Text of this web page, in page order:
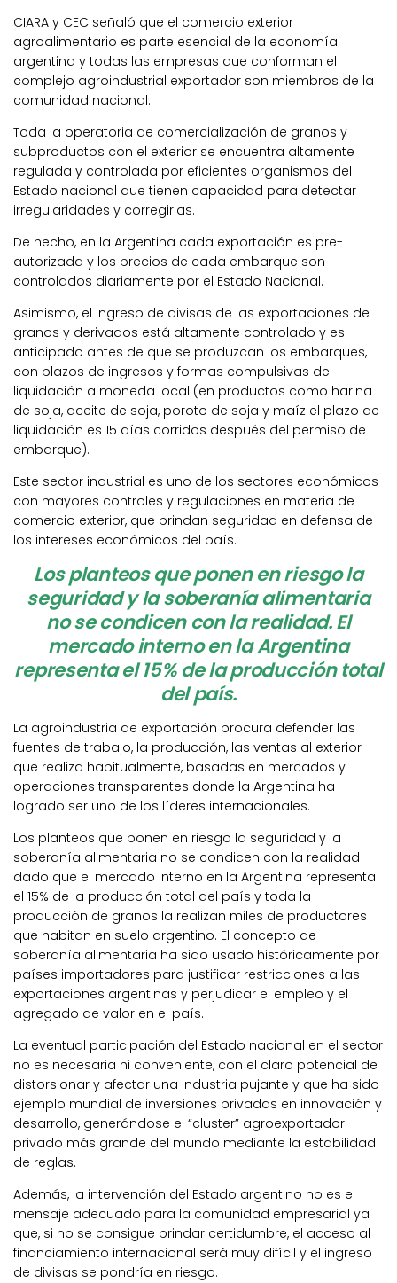
CIARA y CEC señaló que el comercio exterior
agroalimentario es parte esencial de la economía
argentina y todas las empresas que conforman el
complejo agroindustrial exportador son miembros de la
comunidad nacional.
Toda la operatoria de comercialización de granos y
subproductos con el exterior se encuentra altamente
regulada y controlada por eficientes organismos del
Estado nacional que tienen capacidad para detectar
irregularidades y corregirlas.
De hecho, en la Argentina cada exportación es pre-
autorizada y los precios de cada embarque son
controlados diariamente por el Estado Nacional.
Asimismo, el ingreso de divisas de las exportaciones de
granos y derivados está altamente controlado y es
anticipado antes de que se produzcan los embarques,
con plazos de ingresos y formas compulsivas de
liquidación a moneda local (en productos como harina
de soja, aceite de soja, poroto de soja y maíz el plazo de
liquidación es 15 días corridos después del permiso de
embarque).
Este sector industrial es uno de los sectores económicos
con mayores controles y regulaciones en materia de
comercio exterior, que brindan seguridad en defensa de
los intereses económicos del país.
Los planteos que ponen en riesgo la
seguridad y la soberanía alimentaria
no se condicen con la realidad. El
mercado interno en la Argentina
representa el 15% de la producción total
del país.
La agroindustria de exportación procura defender las
fuentes de trabajo, la producción, las ventas al exterior
que realiza habitualmente, basadas en mercados y
operaciones transparentes donde la Argentina ha
logrado ser uno de los líderes internacionales.
Los planteos que ponen en riesgo la seguridad y la
soberanía alimentaria no se condicen con la realidad
dado que el mercado interno en la Argentina representa
el 15% de la producción total del país y toda la
producción de granos la realizan miles de productores
que habitan en suelo argentino. El concepto de
soberanía alimentaria ha sido usado históricamente por
países importadores para justificar restricciones a las
exportaciones argentinas y perjudicar el empleo y el
agregado de valor en el país.
La eventual participación del Estado nacional en el sector
no es necesaria ni conveniente, con el claro potencial de
distorsionar y afectar una industria pujante y que ha sido
ejemplo mundial de inversiones privadas en innovación y
desarrollo, generándose el “cluster” agroexportador
privado más grande del mundo mediante la estabilidad
de reglas.
Además, la intervención del Estado argentino no es el
mensaje adecuado para la comunidad empresarial ya
que, si no se consigue brindar certidumbre, el acceso al
financiamiento internacional será muy difícil y el ingreso
de divisas se pondría en riesgo.